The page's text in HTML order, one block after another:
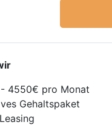
4550€ pro Monat
Gehaltspaket